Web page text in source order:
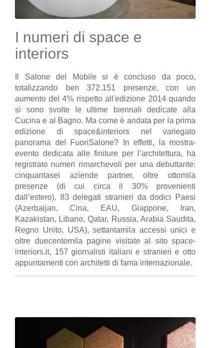
I numeri di space e
interiors
Il Salone del Mobile si è concluso da poco,
totalizzando ben 372.151 presenze, con un
aumento del 4% rispetto all'edizione 2014 quando
si sono svolte le ultime biennali dedicate alla
Cucina e al Bagno. Ma come è andata per la prima
edizione di space&interiors nel variegato
panorama del FuoriSalone? In effetti, la mostra-
evento dedicata alle finiture per l’architettura, ha
registrato numeri rimarchevoli per una debuttante:
cinquantasei aziende partner, oltre ottomila
presenze (di cui circa il 30% provenienti
dall’estero), 83 delegati stranieri da dodici Paesi
(Azerbaijan, Cina, EAU, Giappone, Iran,
Kazakistan, Libano, Qatar, Russia, Arabia Saudita,
Regno Unito, USA), settantamila accessi unici e
oltre duecentomila pagine visitate al sito space-
interiors.it, 157 giornalisti italiani e stranieri e otto
appuntamenti con architetti di fama internazionale.